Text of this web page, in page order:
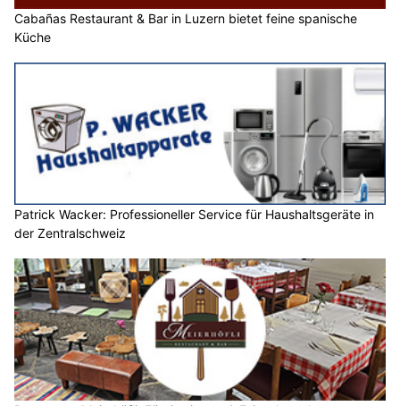
Cabañas Restaurant & Bar in Luzern bietet feine spanische
Küche
Patrick Wacker: Professioneller Service für Haushaltsgeräte in
der Zentralschweiz